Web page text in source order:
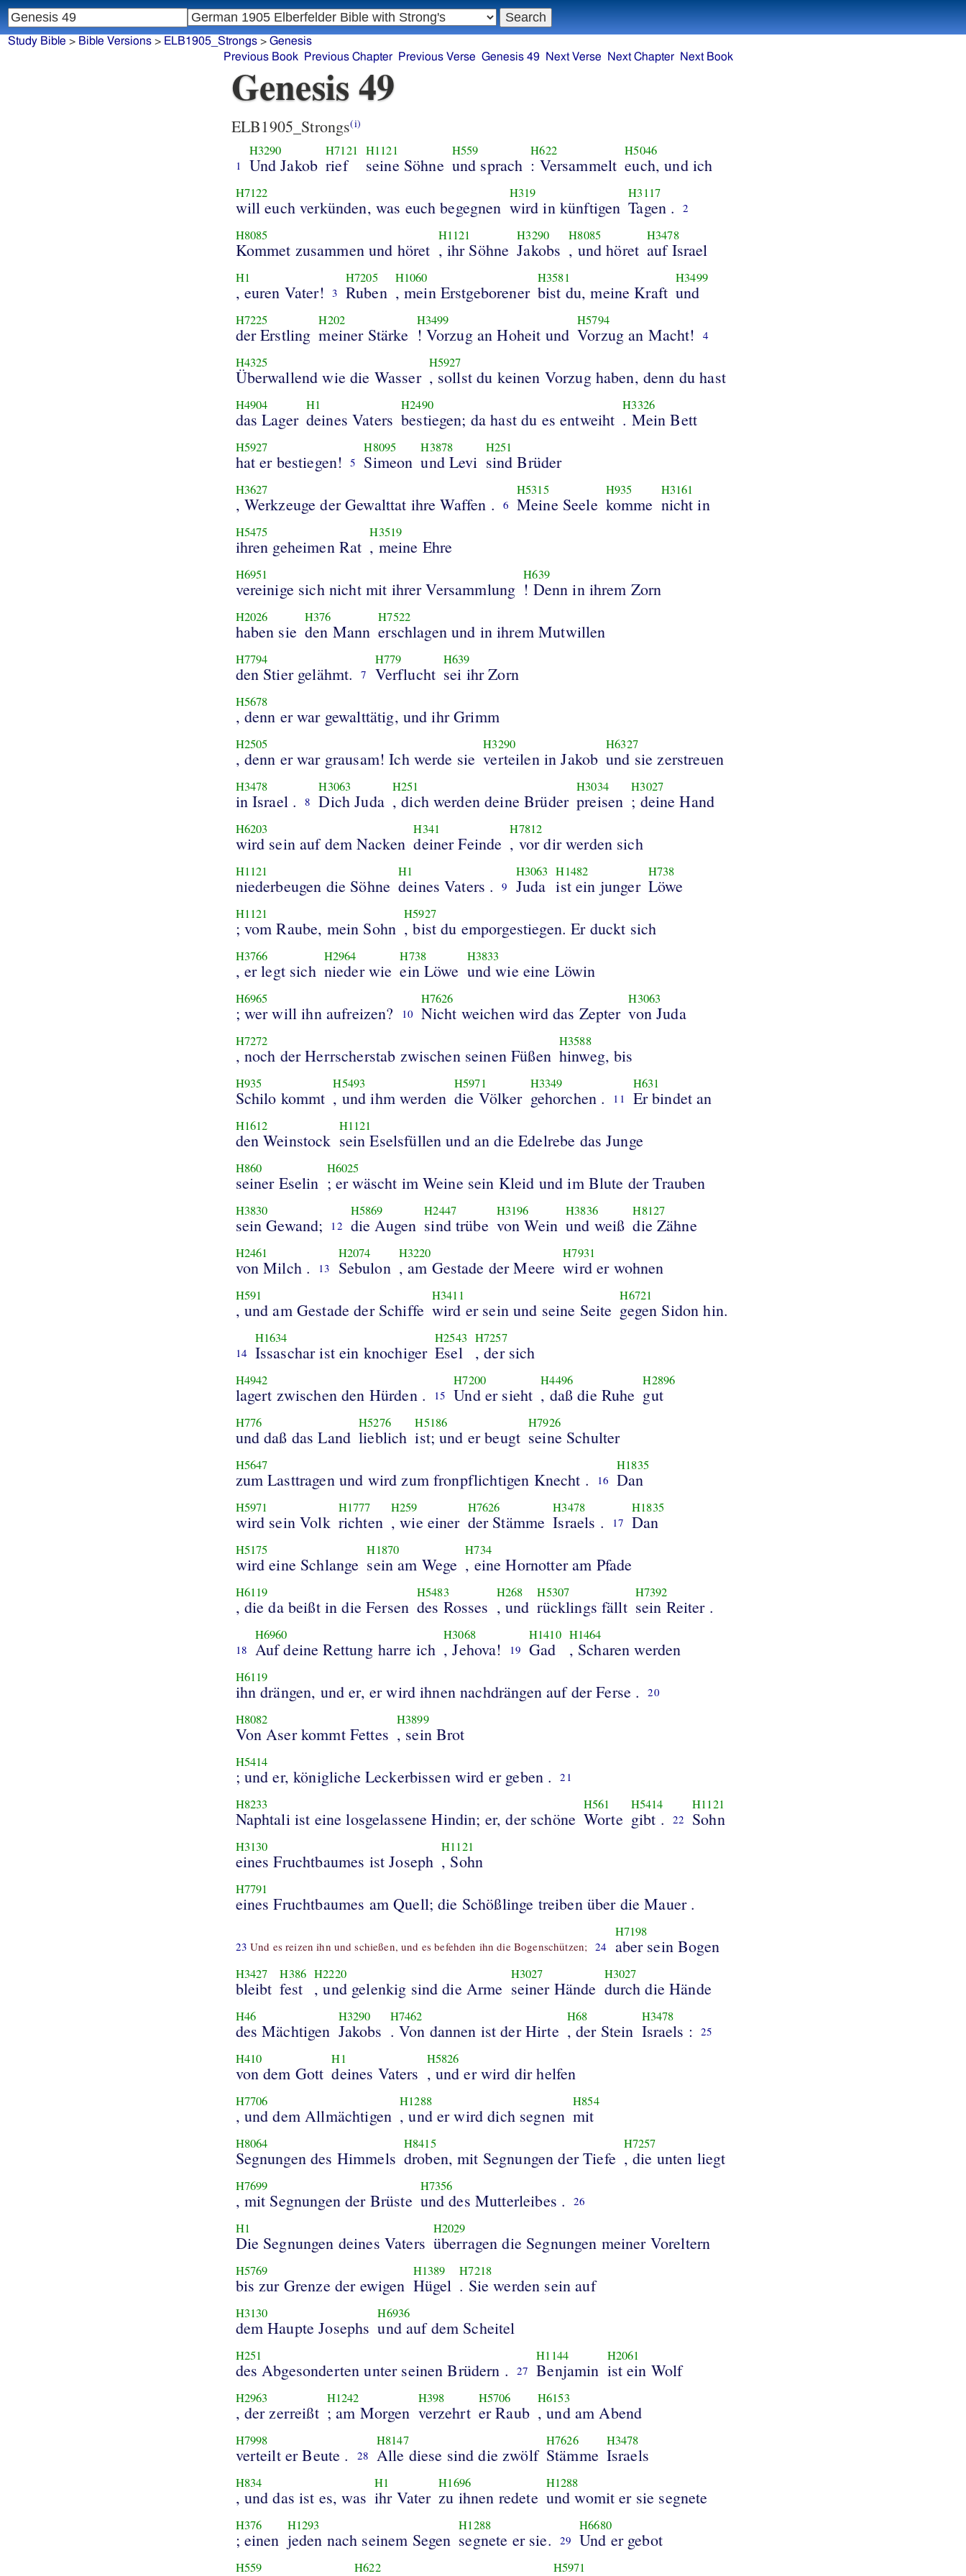
Study Bible > Bible Versions> ELB1905_Strongs> Genesis
Previous Book
Previous Chapter Previous Verse Genesis 49 Next Verse Next Chapter Next Book
Genesis 49
ELB1905_Strongs(i)
1
H3290
Und Jakob
H7121
rief
H1121
seine Söhne
H559
und sprach
H622
: Versammelt
H5046
euch, und ich
H7122
will euch verkünden, was euch begegnen
H319
wird in künftigen
H3117
Tagen . 2
H8085
Kommet zusammen und höret
H1121
, ihr Söhne
H3290
Jakobs
H8085
, und höret
H3478
auf Israel
H1
, euren Vater! 3
H7205
Ruben
H1060
, mein Erstgeborener
H3581
bist du, meine Kraft
H3499
und
H7225
der Erstling
H202
meiner Stärke
H3499
! Vorzug an Hoheit und
H5794
Vorzug an Macht! 4
H4325
Überwallend wie die Wasser
H5927
, sollst du keinen Vorzug haben, denn du hast
H4904
das Lager
H1
deines Vaters
H2490
bestiegen; da hast du es entweiht
H3326
. Mein Bett
H5927
hat er bestiegen! 5
H8095
Simeon
H3878
und Levi
H251
sind Brüder
H3627
, Werkzeuge der Gewalttat ihre Waffen . 6
H5315
Meine Seele
H935
komme
H3161
nicht in
H5475
ihren geheimen Rat
H3519
, meine Ehre
H6951
vereinige sich nicht mit ihrer Versammlung
H639
! Denn in ihrem Zorn
H2026
haben sie
H376
den Mann
H7522
erschlagen und in ihrem Mutwillen
H7794
den Stier gelähmt. 7
H779
Verflucht
H639
sei ihr Zorn
H5678
, denn er war gewalttätig, und ihr Grimm
H2505
, denn er war grausam! Ich werde sie
H3290
verteilen in Jakob
H6327
und sie zerstreuen
H3478
in Israel . 8
H3063
Dich Juda
H251
, dich werden deine Brüder
H3034
preisen
H3027
; deine Hand
H6203
wird sein auf dem Nacken
H341
deiner Feinde
H7812
, vor dir werden sich
H1121
niederbeugen die Söhne
H1
deines Vaters . 9
H3063
Juda
H1482
ist ein junger
H738
Löwe
H1121
; vom Raube, mein Sohn
H5927
, bist du emporgestiegen. Er duckt sich
H3766
, er legt sich
H2964
nieder wie
H738
ein Löwe
H3833
und wie eine Löwin
H6965
; wer will ihn aufreizen? 10
H7626
Nicht weichen wird das Zepter
H3063
von Juda
H7272
, noch der Herrscherstab zwischen seinen Füßen
H3588
hinweg, bis
H935
Schilo kommt
H5493
, und ihm werden
H5971
die Völker
H3349
gehorchen . 11
H631
Er bindet an
H1612
den Weinstock
H1121
sein Eselsfüllen und an die Edelrebe das Junge
H860
seiner Eselin
H6025
; er wäscht im Weine sein Kleid und im Blute der Trauben
H3830
sein Gewand; 12
H5869
die Augen
H2447
sind trübe
H3196
von Wein
H3836
und weiß
H8127
die Zähne
H2461
von Milch . 13
H2074
Sebulon
H3220
, am Gestade der Meere
H7931
wird er wohnen
H591
, und am Gestade der Schiffe
H3411
wird er sein und seine Seite
H6721
gegen Sidon hin.
14
H1634
Issaschar ist ein knochiger
H2543
Esel
H7257
, der sich
H4942
lagert zwischen den Hürden . 15
H7200
Und er sieht
H4496
, daß die Ruhe
H2896
gut
H776
und daß das Land
H5276
lieblich
H5186
ist; und er beugt
H7926
seine Schulter
H5647
zum Lasttragen und wird zum fronpflichtigen Knecht . 16
H1835
Dan
H5971
wird sein Volk
H1777
richten
H259
, wie einer
H7626
der Stämme
H3478
Israels . 17
H1835
Dan
H5175
wird eine Schlange
H1870
sein am Wege
H734
, eine Hornotter am Pfade
H6119
, die da beißt in die Fersen
H5483
des Rosses
H268
, und
H5307
rücklings fällt
H7392
sein Reiter .
18
H6960
Auf deine Rettung harre ich
H3068
, Jehova! 19
H1410
Gad
H1464
, Scharen werden
H6119
ihn drängen, und er, er wird ihnen nachdrängen auf der Ferse . 20
H8082
Von Aser kommt Fettes
H3899
, sein Brot
H5414
; und er, königliche Leckerbissen wird er geben . 21
H8233
Naphtali ist eine losgelassene Hindin; er, der schöne
H561
Worte
H5414
gibt . 22
H1121
Sohn
H3130
eines Fruchtbaumes ist Joseph
H1121
, Sohn
H7791
eines Fruchtbaumes am Quell; die Schößlinge treiben über die Mauer .
23 Und es reizen ihn und schießen, und es befehden ihn die Bogenschützen; 24
H7198
aber sein Bogen
H3427
bleibt
H386
fest
H2220
, und gelenkig sind die Arme
H3027
seiner Hände
H3027
durch die Hände
H46
des Mächtigen
H3290
Jakobs
H7462
. Von dannen ist der Hirte
H68
, der Stein
H3478
Israels : 25
H410
von dem Gott
H1
deines Vaters
H5826
, und er wird dir helfen
H7706
, und dem Allmächtigen
H1288
, und er wird dich segnen
H854
mit
H8064
Segnungen des Himmels
H8415
droben, mit Segnungen der Tiefe
H7257
, die unten liegt
H7699
, mit Segnungen der Brüste
H7356
und des Mutterleibes . 26
H1
Die Segnungen deines Vaters
H2029
überragen die Segnungen meiner Voreltern
H5769
bis zur Grenze der ewigen
H1389
Hügel
H7218
. Sie werden sein auf
H3130
dem Haupte Josephs
H6936
und auf dem Scheitel
H251
des Abgesonderten unter seinen Brüdern . 27
H1144
Benjamin
H2061
ist ein Wolf
H2963
, der zerreißt
H1242
; am Morgen
H398
verzehrt
H5706
er Raub
H6153
, und am Abend
H7998
verteilt er Beute . 28
H8147
Alle diese sind die zwölf
H7626
Stämme
H3478
Israels
H834
, und das ist es, was
H1
ihr Vater
H1696
zu ihnen redete
H1288
und womit er sie segnete
H376
; einen
H1293
jeden nach seinem Segen
H1288
segnete er sie. 29
H6680
Und er gebot
H559 H622 H5971